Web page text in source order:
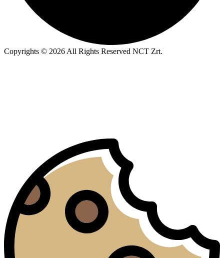
Copyrights © 2026 All Rights Reserved NCT Zrt.